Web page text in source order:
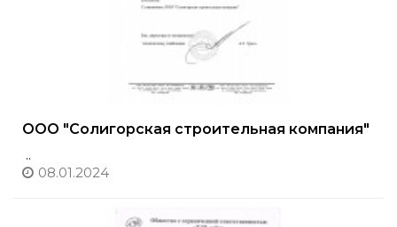
ООО "Солигорская строительная компания"
..
08.01.2024